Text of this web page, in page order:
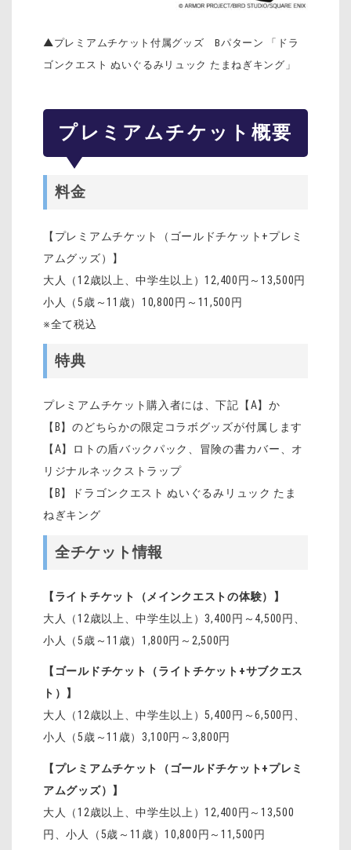
▲プレミアムチケット付属グッズ Bパターン 「ドラ
ゴンクエスト ぬいぐるみリュック たまねぎキング」
プレミアムチケット概要
料金
【プレミアムチケット（ゴールドチケット+プレミ
アムグッズ）】
大人（12歳以上、中学生以上）12,400円～13,500円
小人（5歳～11歳）10,800円～11,500円
※全て税込
特典
プレミアムチケット購入者には、下記【A】か
【B】のどちらかの限定コラボグッズが付属します
【A】ロトの盾バックパック、冒険の書カバー、オ
リジナルネックストラップ
【B】ドラゴンクエスト ぬいぐるみリュック たま
ねぎキング
全チケット情報
【ライトチケット（メインクエストの体験）】
大人（12歳以上、中学生以上）3,400円～4,500円、
小人（5歳～11歳）1,800円～2,500円
【ゴールドチケット（ライトチケット+サブクエス
ト）】
大人（12歳以上、中学生以上）5,400円～6,500円、
小人（5歳～11歳）3,100円～3,800円
【プレミアムチケット（ゴールドチケット+プレミ
アムグッズ）】
大人（12歳以上、中学生以上）12,400円～13,500
円、小人（5歳～11歳）10,800円～11,500円